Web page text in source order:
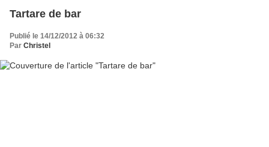
Tartare de bar
Publié le 14/12/2012 à 06:32
Par Christel